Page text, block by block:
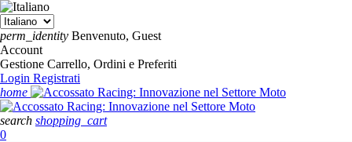
perm_identity Benvenuto, Guest
Account
Gestione Carrello, Ordini e Preferiti
Login Registrati
home
search shopping_cart
0